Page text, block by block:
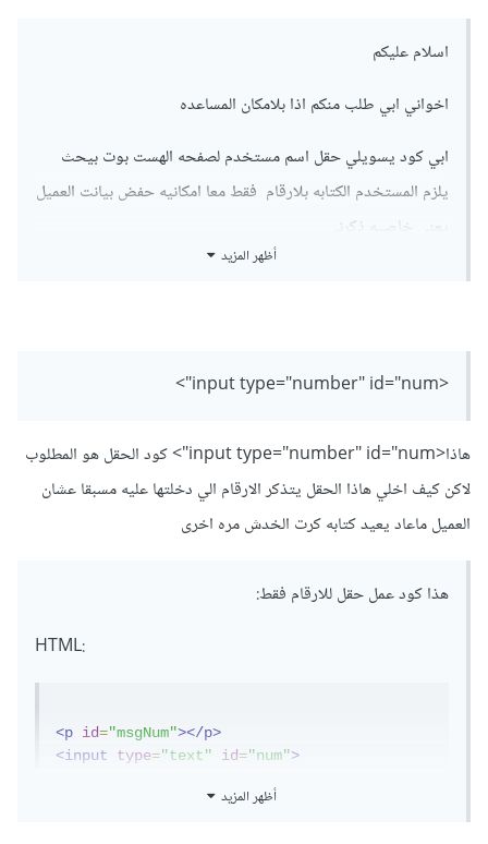
اسلام عليكم
اخواني ابي طلب منكم اذا بلامكان المساعده
ابي كود يسويلي حقل اسم مستخدم لصفحه الهست بوت بيحث
يلزم المستخدم الكتابه بلارقام فقط معا امكانيه حفض بيانت العميل
يعني خاصيه ذكرني
أظهر المزيد
<input type="number" id="num">
هاذا<input type="number" id="num"> كود الحقل هو المطلوب
لاكن كيف اخلي هاذا الحقل يتذكر الارقام الي دخلتها عليه مسبقا عشان
العميل ماعاد يعيد كتابه كرت الخدش مره اخرى
هذا كود عمل حقل للارقام فقط:
<p id="msgNum"></p>
<input
type="text" id="num">
أظهر المزيد